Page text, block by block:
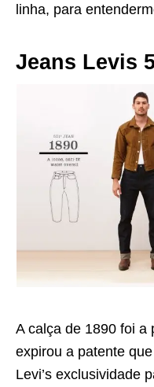
linha, para
Jeans Levis
A calça de 1890 foi a
expirou a patente
Levi’s exclusividade